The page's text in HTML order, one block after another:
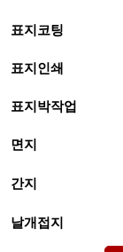
표지코팅
표지인쇄
표지박작업
면지
간지
날개접지